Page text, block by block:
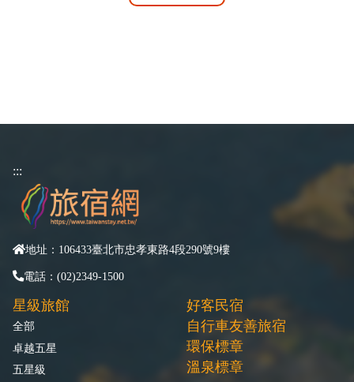
:::
地址：106433臺北市忠孝東路4段290號9樓
電話：(02)2349-1500
星級旅館
全部
卓越五星
五星級
好客民宿
自行車友善旅宿
環保標章
溫泉標章